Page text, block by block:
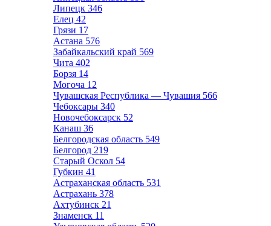
Липецк 346
Елец 42
Грязи 17
Астана 576
Забайкальский край 569
Чита 402
Борзя 14
Могоча 12
Чувашская Республика — Чувашия 566
Чебоксары 340
Новочебоксарск 52
Канаш 36
Белгородская область 549
Белгород 219
Старый Оскол 54
Губкин 41
Астраханская область 531
Астрахань 378
Ахтубинск 21
Знаменск 11